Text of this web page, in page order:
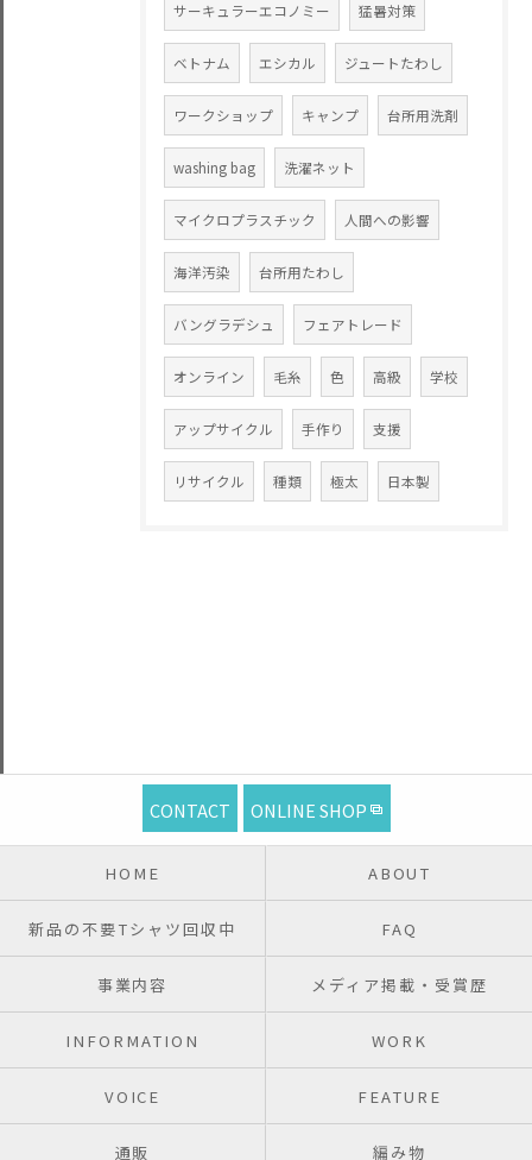
サーキュラーエコノミー 猛暑対策
ベトナム エシカル ジュートたわし
ワークショップ キャンプ 台所用洗剤
washing bag 洗濯ネット
マイクロプラスチック 人間への影響
海洋汚染 台所用たわし
バングラデシュ フェアトレード
オンライン 毛糸 色 高級 学校
アップサイクル 手作り 支援
リサイクル 種類 極太 日本製
CONTACT ONLINE SHOP
HOME ABOUT
新品の不要Tシャツ回収中 FAQ
事業内容 メディア掲載・受賞歴
INFORMATION WORK
VOICE FEATURE
通販 編み物